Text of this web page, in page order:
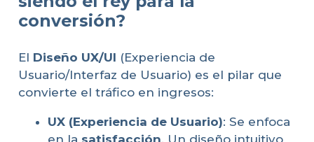
conversión?
El Diseño UX/UI (Experiencia de
Usuario/Interfaz de Usuario) es el pilar que
convierte el tráfico en ingresos:
UX (Experiencia de Usuario): Se enfoca
en la satisfacción. Un diseño intuitivo